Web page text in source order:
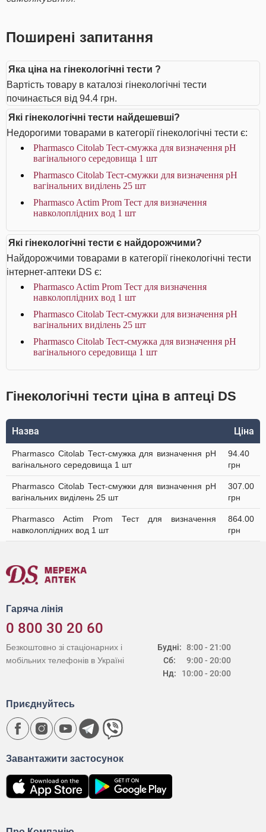
Поширені запитання
Яка ціна на гінекологічні тести ?
Вартість товару в каталозі гінекологічні тести
починається від 94.4 грн.
Які гінекологічні тести найдешевші?
Недорогими товарами в категорії гінекологічні тести є:
Pharmasco Citolab Тест-смужка для визначення pH
вагінального середовища 1 шт
Pharmasco Citolab Тест-смужки для визначення pH
вагінальних виділень 25 шт
Pharmasco Actim Prom Тест для визначення
навколоплідних вод 1 шт
Які гінекологічні тести є найдорожчими?
Найдорожчими товарами в категорії гінекологічні тести
інтернет-аптеки DS є:
Pharmasco Actim Prom Тест для визначення
навколоплідних вод 1 шт
Pharmasco Citolab Тест-смужки для визначення pH
вагінальних виділень 25 шт
Pharmasco Citolab Тест-смужка для визначення pH
вагінального середовища 1 шт
Гінекологічні тести ціна в аптеці DS
Назва Ціна
Pharmasco Citolab Тест-смужка для визначення pH
вагінального середовища 1 шт
94.40
грн
Pharmasco Citolab Тест-смужки для визначення pH
вагінальних виділень 25 шт
307.00
грн
Pharmasco Actim Prom Тест для визначення
навколоплідних вод 1 шт
864.00
грн
Гаряча лінія
0 800 30 20 60
Будні:
Сб:
Нд:
8:00 - 21:00
9:00 - 20:00
10:00 - 20:00
Безкоштовно зі стаціонарних і
мобільних телефонів в Україні
Завантажити застосунок
Приєднуйтесь